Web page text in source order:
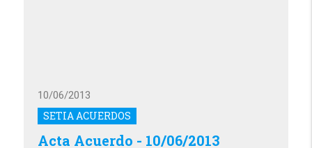
SETIA ACUERDOS
10/06/2013
Acta Acuerdo - 10/06/2013